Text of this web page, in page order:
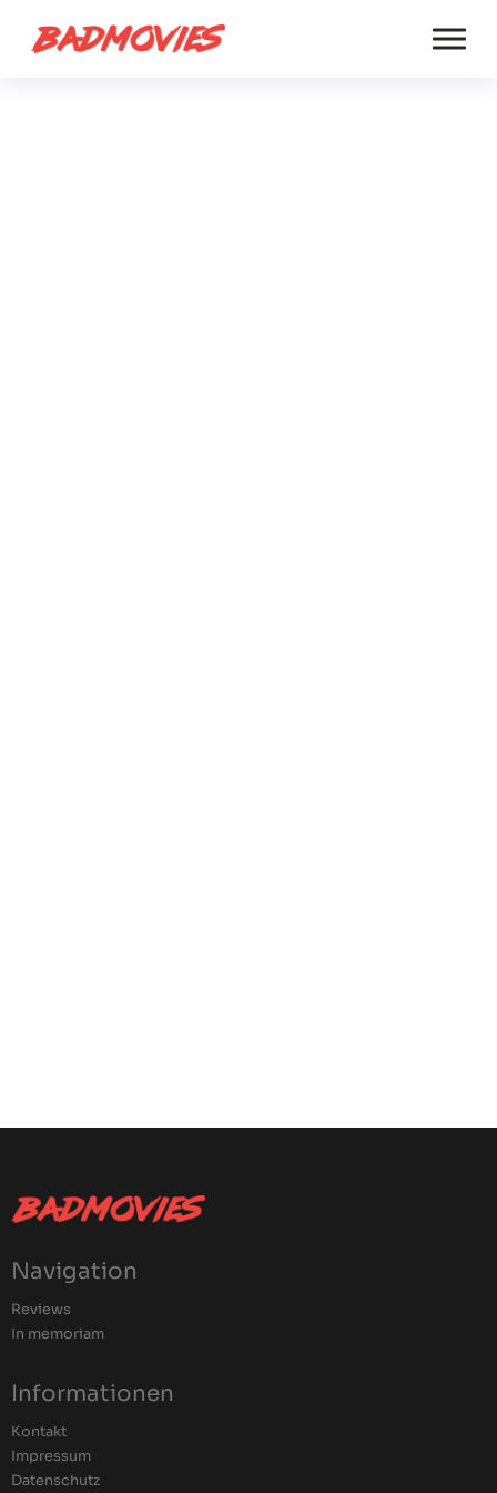
Navigation
Reviews
In memoriam
Informationen
Kontakt
Impressum
Datenschutz